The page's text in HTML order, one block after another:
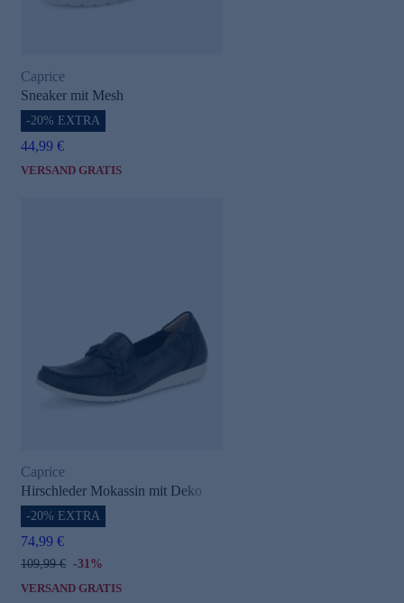
Caprice
Sneaker mit Mesh
-20% EXTRA
44,99 €
VERSAND GRATIS
Caprice
Hirschleder Mokassin mit Deko
-20% EXTRA
74,99 €
109,99 € -31%
VERSAND GRATIS